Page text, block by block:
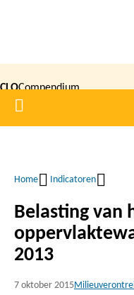
inhoud
gaan
CLOCompendium
voor de
Home
Kruimelpad
Home Indicatoren
Belasting van
2013
7 oktober 2015